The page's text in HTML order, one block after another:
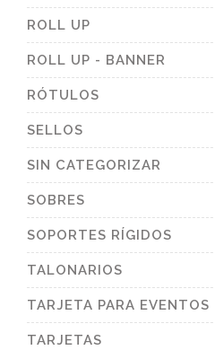
ROLL UP
ROLL UP - BANNER
RÓTULOS
SELLOS
SIN CATEGORIZAR
SOBRES
SOPORTES RÍGIDOS
TALONARIOS
TARJETA PARA EVENTOS
TARJETAS